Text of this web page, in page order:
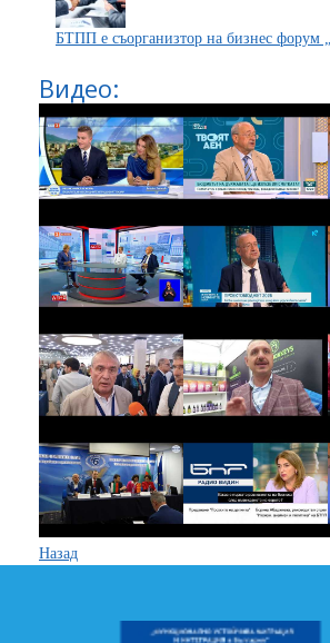
БТПП е съорганизтор на бизнес форум
Видео:
Назад